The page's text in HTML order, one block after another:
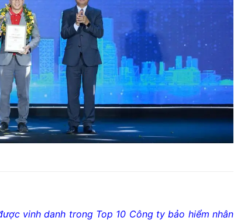
vinh danh trong Top 10 Công ty bảo hiểm nhân